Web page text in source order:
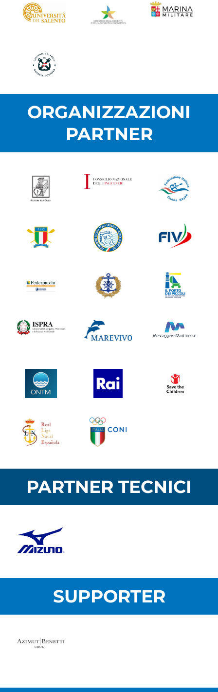
ORGANIZZAZIONI
PARTNER
PARTNER TECNICI
SUPPORTER